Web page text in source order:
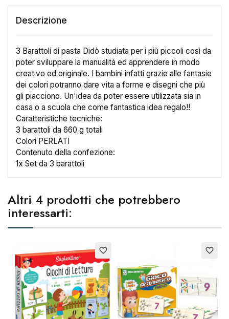
Descrizione
3 Barattoli di pasta Didò studiata per i più piccoli così da
poter sviluppare la manualità ed apprendere in modo
creativo ed originale. I bambini infatti grazie alle fantasie
dei colori potranno dare vita a forme e disegni che più
gli piacciono. Un'idea da poter essere utilizzata sia in
casa o a scuola che come fantastica idea regalo!!
Caratteristiche tecniche:
3 barattoli da 660 g totali
Colori PERLATI
Contenuto della confezione:
1x Set da 3 barattoli
Altri 4 prodotti che potrebbero
interessarti:
favorite_border favorite_border
Crea lista dei desideri
Nome lista dei desideri
Annulla Crea lista dei desideri